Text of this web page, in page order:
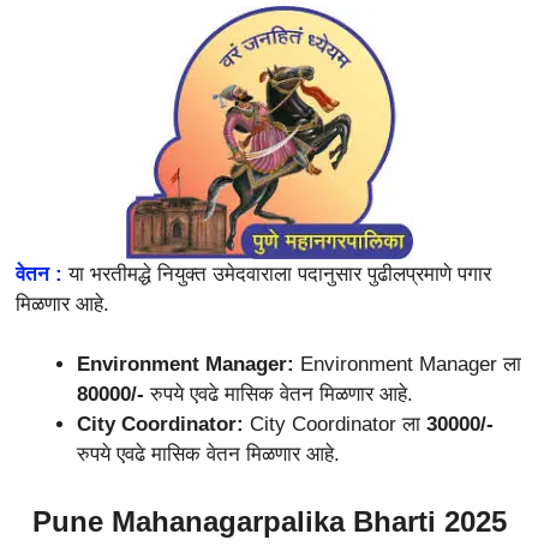
वेतन : या भरतीमद्धे नियुक्त उमेदवाराला पदानुसार पुढीलप्रमाणे पगार
मिळणार आहे.
Environment Manager: Environment Manager ला
80000/- रुपये एवढे मासिक वेतन मिळणार आहे.
City Coordinator: City Coordinator ला 30000/-
रुपये एवढे मासिक वेतन मिळणार आहे.
Pune Mahanagarpalika Bharti 2025